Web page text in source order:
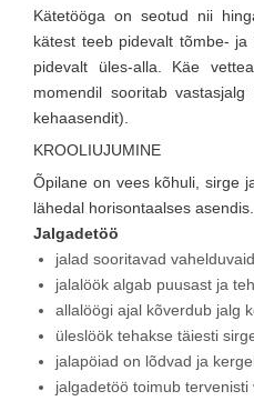
Kätetööga on seotud nii
kätest teeb pidevalt tõmbe-
pidevalt üles-alla. Käe
momendil sooritab
kehaasendit).
KROOLIUJUMINE
Õpilane on vees kõhuli, sirge
lähedal horisontaalses asendis.
Jalgadetöö
jalad sooritavad
jalalöök algab puusast ja
allalöögi ajal kõverdub jalg
üleslöök tehakse täiesti
jalapöiad on lõdvad ja
jalgadetöö toimub tervenisti